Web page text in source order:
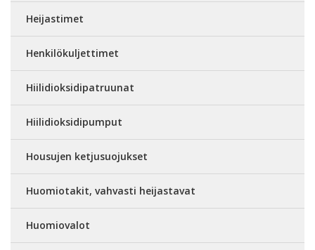
Heijastimet
Henkilökuljettimet
Hiilidioksidipatruunat
Hiilidioksidipumput
Housujen ketjusuojukset
Huomiotakit, vahvasti heijastavat
Huomiovalot